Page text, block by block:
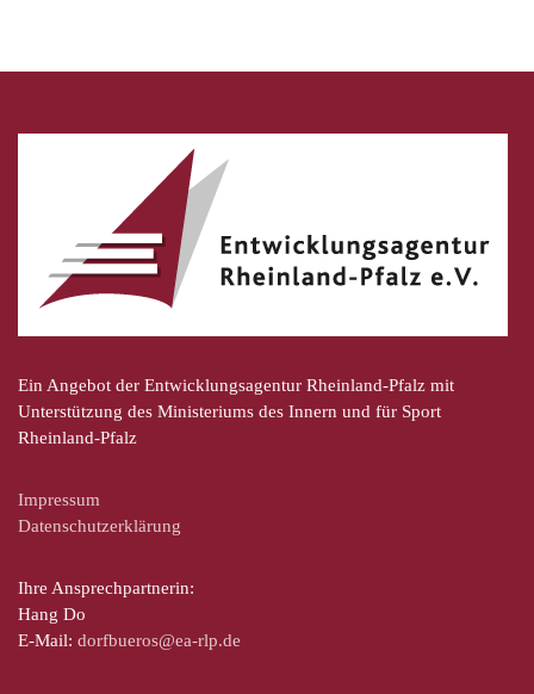
Ein Angebot der Entwicklungsagentur Rheinland-Pfalz mit
Unterstützung des Ministeriums des Innern und für Sport
Rheinland-Pfalz
Impressum
Datenschutzerklärung
Ihre Ansprechpartnerin:
Hang Do
E-Mail: dorfbueros@ea-rlp.de